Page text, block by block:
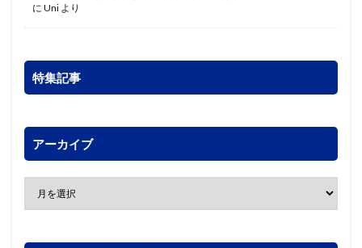
に Uni より
特集記事
アーカイブ